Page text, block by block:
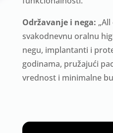
Održavanje i nega:
svakodnevnu oralnu
negu, implantanti i
godinama, pružajući
vrednost i minimalne